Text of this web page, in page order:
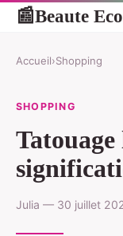
📰Beaute
Accueil›Shopping
SHOPPING
Julia — 30 juillet